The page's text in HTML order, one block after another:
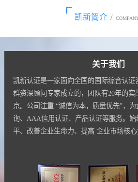
凯新简介 /
关于我们
凯新认证是一家面向全国的国际综合认证
群资深顾问专家成立的，团队有20年的实
京。公司注重 “诚信为本，质量优先”，
询、AAA信用认证、产品认证等服务。
平、改善企业生命力、提高 企业市场核